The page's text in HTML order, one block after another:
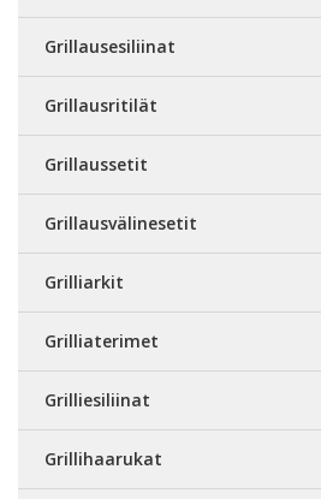
Grillausesiliinat
Grillausritilät
Grillaussetit
Grillausvälinesetit
Grilliarkit
Grilliaterimet
Grilliesiliinat
Grillihaarukat